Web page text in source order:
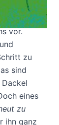
den
vor.
zu
sind
eines
zu
ihn ganz